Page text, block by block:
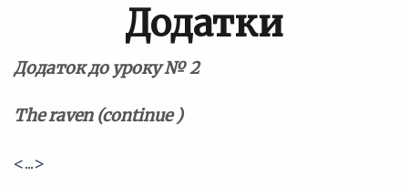
Додатки
Додаток до уроку № 2
The raven (continue )
<...>